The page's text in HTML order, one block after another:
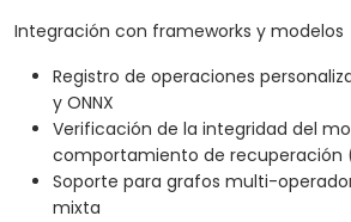
Integración con frameworks y modelos
Registro de operaciones
y ONNX
Verificación de la integridad del
comportamiento de recuperación
Soporte para grafos multi-
mixta